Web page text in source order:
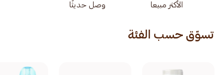
الأكثر مبيعا وصل حديثًا
تسوّق حسب الفئة